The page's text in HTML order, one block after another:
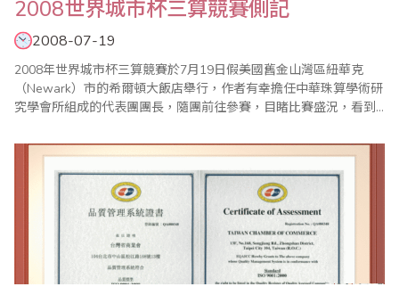
2008世界城市杯三算競賽側記
2008-07-19
2008年世界城市杯三算競賽於7月19日假美國舊金山灣區紐華克
（Newark）市的希爾頓大飯店舉行，作者有幸擔任中華珠算學術研
究學會所組成的代表團團長，隨團前往參賽，目睹比賽盛況，看到
州的「英雄好漢」，摩拳擦掌專心競技，對新一代華人子弟的用心
上進，各地珠心算傳承者的執著努力，感到無比振奮，對老祖宗三
千年前的偉大發明，可以把散居千里之外的後生..